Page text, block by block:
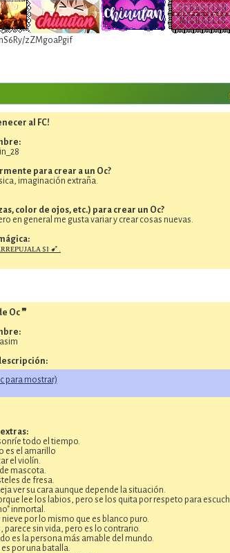
al FC!
para crear a un Oc?
imaginación extraña.
color de ojos, etc.) para crear un Oc?
en general me gusta variar y crear cosas nuevas.
sɪ ➹.
Oc ❞
para mostrar)
todo el tiempo.
es el amarillo
el violín.
mascota.
de fresa.
ver su cara aunque depende la situación.
lee los labios, pero se los quita por respeto para
inmortal.
por lo mismo que es blanco puro.
sin vida, pero es lo contrario.
es la persona más amable del mundo.
por una batalla.